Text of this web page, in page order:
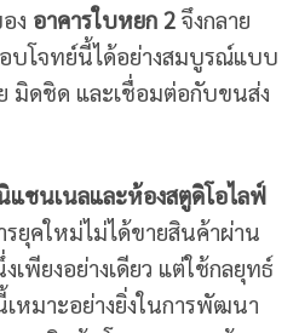
ง อาคารใบหยก 2จึงกลาย
บโจทย์นี้ได้อย่างสมบูรณ์แบบ
มิดชิด และเชื่อมต่อกับขนส่ง
ชนเนลและห้องสตูดิโอไลฟ์
ยุคใหม่ไม่ได้ขายสินค้าผ่าน
เพียงอย่างเดียว แต่ใช้กลยุทธ์
มาะอย่างยิ่งในการพัฒนา